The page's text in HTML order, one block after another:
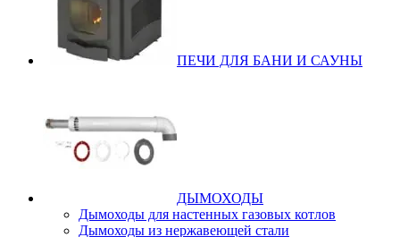
ПЕЧИ ДЛЯ БАНИ И САУНЫ
ДЫМОХОДЫ
Дымоходы для настенных газовых котлов
Дымоходы из нержавеющей стали